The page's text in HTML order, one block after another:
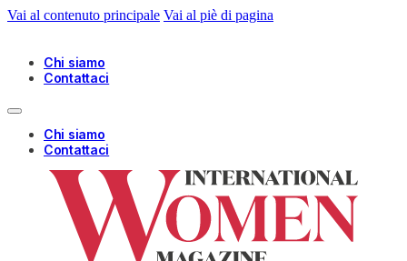
Vai al contenuto principale Vai al piè di pagina
Chi siamo
Contattaci
Chi siamo
Contattaci